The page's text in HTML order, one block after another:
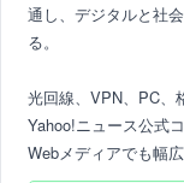
通し、デジタルと社
る。
光回線、VPN、PC、
Yahoo!ニュース公式
Webメディアでも幅広